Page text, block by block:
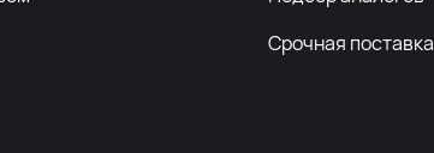
Срочная поставка